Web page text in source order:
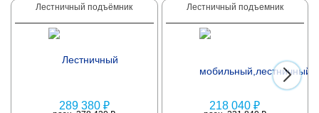
Лестничный подъёмник
289 380 ₽
Лестничный подъемник
218 040 ₽